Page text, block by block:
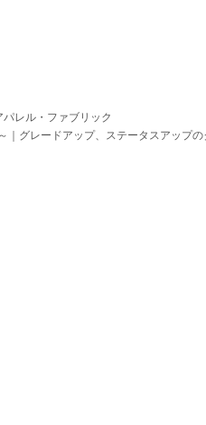
パレル・ファブリック
｜グレードアップ、ステータスアップ